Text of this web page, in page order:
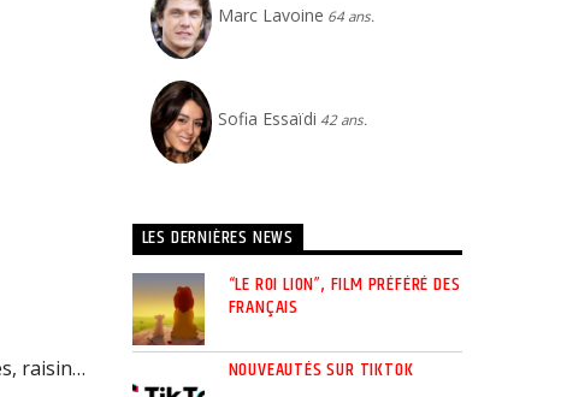
raisin…
Marc Lavoine 64 ans.
Sofia Essaïdi 42 ans.
LES DERNIÈRES NEWS
“LE ROI LION”, FILM PRÉFÉRÉ DES
FRANÇAIS
NOUVEAUTÉS SUR TIKTOK